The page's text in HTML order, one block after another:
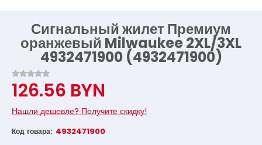
Сигнальный жилет Премиум
оранжевый Milwaukee 2XL/3XL
4932471900 (4932471900)
126.56 BYN
Нашли дешевле? Получите скидку!
Код товара: 4932471900